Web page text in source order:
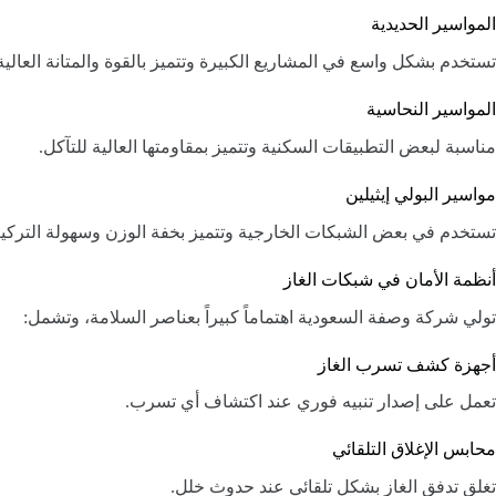
المواسير الحديدية
تستخدم بشكل واسع في المشاريع الكبيرة وتتميز بالقوة والمتانة
المواسير النحاسية
مناسبة لبعض التطبيقات السكنية وتتميز بمقاومتها العالية للتآكل.
مواسير البولي إيثيلين
تستخدم في بعض الشبكات الخارجية وتتميز بخفة الوزن وسهولة
أنظمة الأمان في شبكات الغاز
تولي شركة وصفة السعودية اهتماماً كبيراً بعناصر السلامة، وتشمل:
أجهزة كشف تسرب الغاز
تعمل على إصدار تنبيه فوري عند اكتشاف أي تسرب.
محابس الإغلاق التلقائي
تغلق تدفق الغاز بشكل تلقائي عند حدوث خلل.